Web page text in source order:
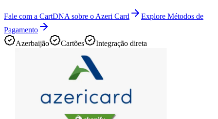
Fale com a CartDNA sobre o Azeri Card
Explore Métodos de
Pagamento
Azerbaijão
Cartões Integração direta